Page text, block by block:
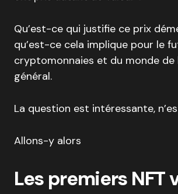
Qu’est-ce qui justifie ce prix
qu’est-ce cela implique pour le
cryptomonnaies et du monde de
général.
La question est intéressante,
Allons-y alors
Les premiers NFT